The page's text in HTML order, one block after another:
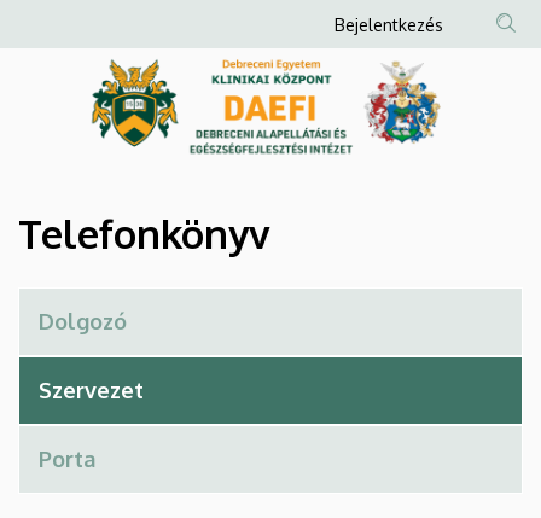
Debreceni
és
Egészségfejlesztési
Intézet
a
Anonim
Felhasználói
fiók
menüje
Bejelentkezés
Telefonkönyv